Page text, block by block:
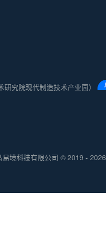
究院现代制造技术产业园）
境科技有限公司 © 2019 - 2026